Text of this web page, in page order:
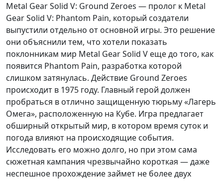
Metal Gear Solid V: Ground Zeroes — пролог к Metal
Gear Solid V: Phantom Pain, который создатели
выпустили отдельно от основной игры. Это решение
они объяснили тем, что хотели показать
поклонникам мир Metal Gear Solid V еще до того, как
появится Phantom Pain, разработка которой
слишком затянулась. Действие Ground Zeroes
происходит в 1975 году. Главный герой должен
пробраться в отлично защищенную тюрьму «Лагерь
Омега», расположенную на Кубе. Игра предлагает
обширный открытый мир, в котором время суток и
погода влияют на происходящие события.
Исследовать его можно долго, но при этом сама
сюжетная кампания чрезвычайно короткая — даже
неспешное прохождение займет не более двух